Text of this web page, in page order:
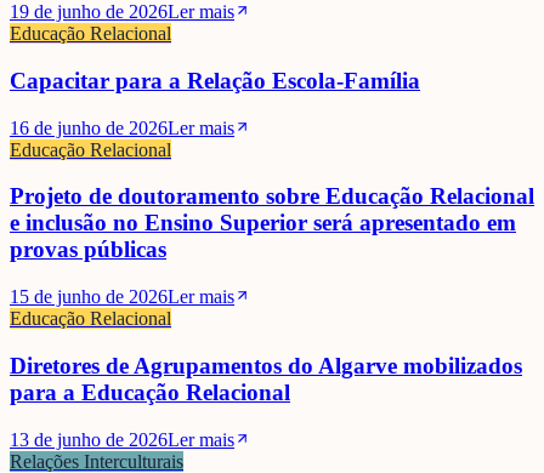
19 de junho de 2026Ler mais
Educação Relacional
Capacitar para a Relação Escola-Família
16 de junho de 2026Ler mais
Educação Relacional
Projeto de doutoramento sobre Educação Relacional
e inclusão no Ensino Superior será apresentado em
provas públicas
15 de junho de 2026Ler mais
Educação Relacional
Diretores de Agrupamentos do Algarve mobilizados
para a Educação Relacional
13 de junho de 2026Ler mais
Relações Interculturais